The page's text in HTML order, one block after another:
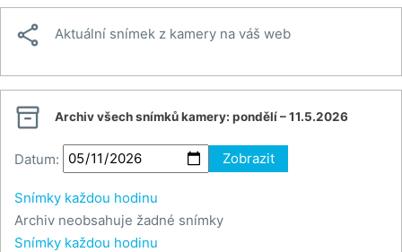
 Aktuální snímek z kamery na váš web
 Archiv všech snímků kamery: pondělí – 11.5.2026
Datum: Zobrazit
Snímky každou hodinu
Archiv neobsahuje žadné snímky
Snímky každou hodinu